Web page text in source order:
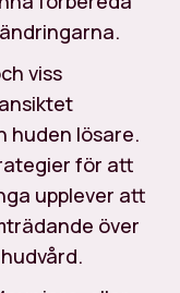
viss
huden lösare.
för att
upplever att
över